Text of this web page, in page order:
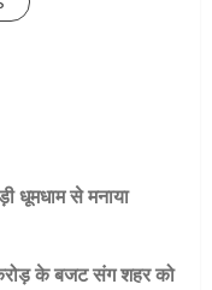
धूमधाम से मनाया
के बजट संग शहर को